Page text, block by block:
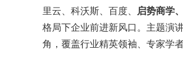
里云、科沃斯、百度、
启势商学
格局下企业前进新风口。主题演
角，覆盖行业精英领袖、专家学